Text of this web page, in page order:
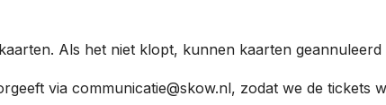
Als het niet klopt, kunnen kaarten geannuleerd
via communicatie@skow.nl, zodat we de tickets